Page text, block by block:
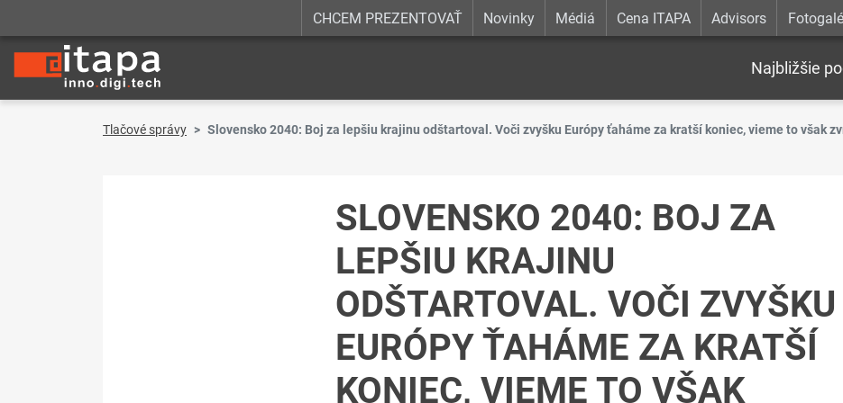
CHCEM PREZENTOVAŤ Novinky Médiá Cena ITAPA Advisors
Najbližšie
Tlačové správy Slovensko 2040: Boj za lepšiu krajinu odštartoval. Voči zvyšku Európy ťaháme za kratší koniec, vieme to však
SLOVENSKO 2040: BOJ ZA
LEPŠIU KRAJINU
ODŠTARTOVAL. VOČI ZVYŠKU
EURÓPY ŤAHÁME ZA KRATŠÍ
KONIEC, VIEME TO VŠAK